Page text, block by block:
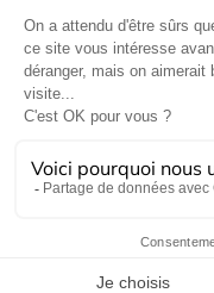
de ventes| ©